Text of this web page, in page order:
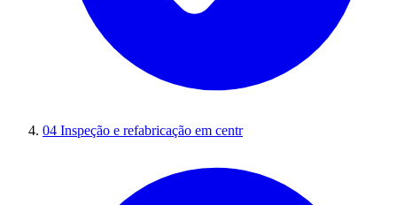
04 Inspeção e refabricação em centr